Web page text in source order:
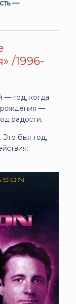
—
/1996-
— год, когда
—
радости.
Это был год,